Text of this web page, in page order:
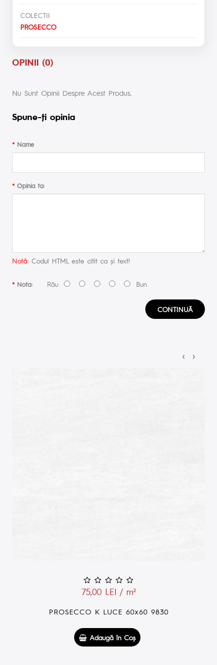
COLECTII
PROSECCO
OPINII (0)
Nu Sunt Opinii Despre Acest Produs.
Spune-ţi opinia
Name
Opinia ta:
Notă: Codul HTML este citit ca şi text!
Nota:Rău Bun
CONTINUĂ
75,00 LEI / m²
PROSECCO K LUCE 60x60 9830
Adaugă în Coş
‹ ›